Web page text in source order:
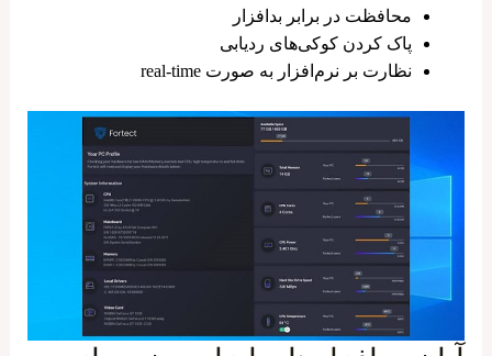
محافظت در برابر بدافزار
پاک کردن کوکی‌های ردیابی
نظارت بر نرم‌افزار به صورت real-time